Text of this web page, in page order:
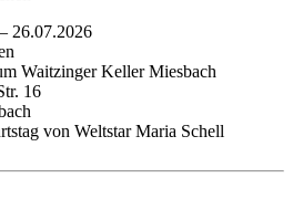
– 26.07.2026
Waitzinger Keller Miesbach
16
von Weltstar Maria Schell